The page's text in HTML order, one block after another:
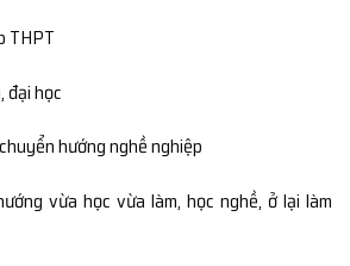
THPT
đại học
hướng nghề nghiệp
vừa học vừa làm, học nghề, ở lại làm